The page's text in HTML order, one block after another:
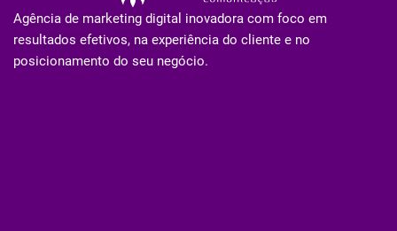
Agência de marketing digital inovadora com foco em
resultados efetivos, na experiência do cliente e no
posicionamento do seu negócio.